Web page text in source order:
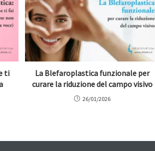
ti
La Blefaroplastica funzionale per
curare la riduzione del campo visivo
26/01/2026